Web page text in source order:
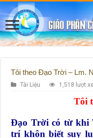
Tôi theo Đạo Trời – Lm.
Tài Liệu 1,518 lượt
Tôi
Đạo Trời có từ khi
trí khôn biết suy